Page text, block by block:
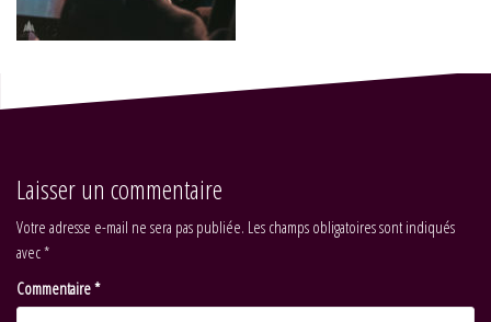
Laisser un commentaire
Votre adresse e-mail ne sera pas publiée. Les champs obligatoires sont indiqués
avec*
Commentaire*